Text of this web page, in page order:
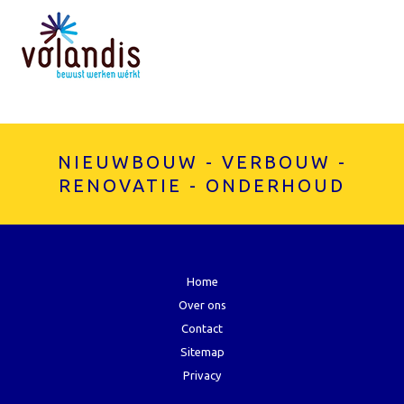
NIEUWBOUW - VERBOUW -
RENOVATIE - ONDERHOUD
Home
Over ons
Contact
Sitemap
Privacy